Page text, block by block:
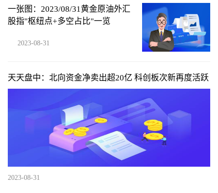
一张图：2023/08/31黄金原油外汇
股指"枢纽点+多空占比"一览
2023-08-31
天天盘中：北向资金净卖出超20亿 科创板次新再度活跃
2023-08-31